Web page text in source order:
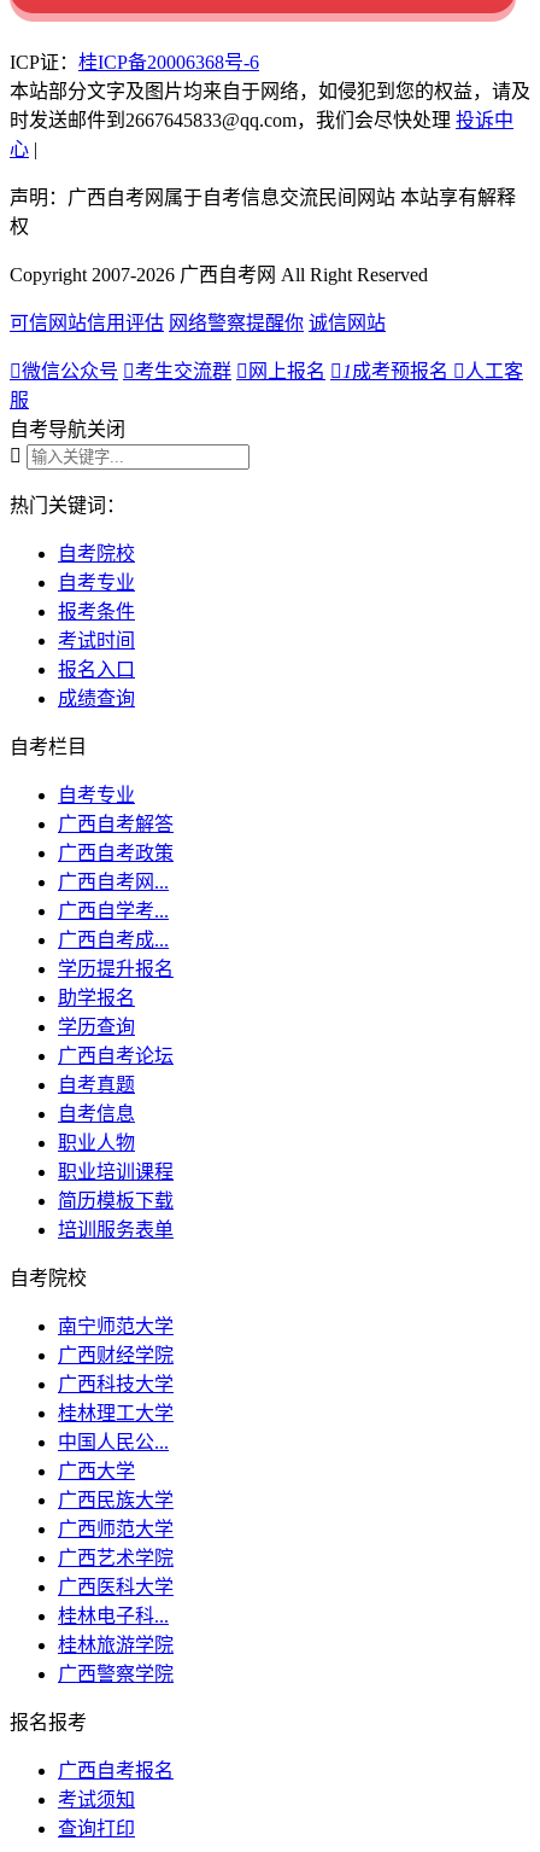
ICP证： 桂ICP备20006368号-6
本站部分文字及图片均来自于网络，如侵犯到您的权益，请及
时发送邮件到2667645833@qq.com，我们会尽快处理 投诉中
心 |
声明：广西自考网属于自考信息交流民间网站 本站享有解释
权
Copyright 2007-2026 广西自考网 All Right Reserved
可信网站信用评估 网络警察提醒你 诚信网站
微信公众号 考生交流群  网上报名  1成考预报名  人工客
服
自考导航关闭

热门关键词：
自考院校
自考专业
报考条件
考试时间
报名入口
成绩查询
自考栏目
自考专业
广西自考解答
广西自考政策
广西自考网...
广西自学考...
广西自考成...
学历提升报名
助学报名
学历查询
广西自考论坛
自考真题
自考信息
职业人物
职业培训课程
简历模板下载
培训服务表单
自考院校
南宁师范大学
广西财经学院
广西科技大学
桂林理工大学
中国人民公...
广西大学
广西民族大学
广西师范大学
广西艺术学院
广西医科大学
桂林电子科...
桂林旅游学院
广西警察学院
报名报考
广西自考报名
考试须知
查询打印